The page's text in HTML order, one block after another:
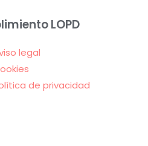
LOPD
legal
de privacidad